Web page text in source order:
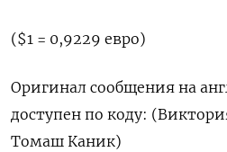
($1 = 0,9229 евро)
Оригинал сообщения на
доступен по коду:
Томаш Каник)